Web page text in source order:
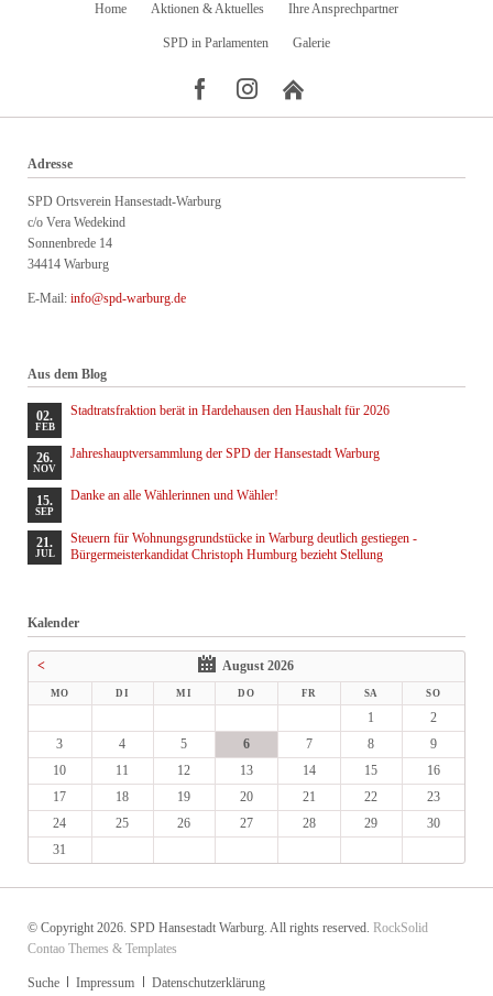
Home Aktionen & Aktuelles Ihre Ansprechpartner
SPD in Parlamenten Galerie
Adresse
SPD Ortsverein Hansestadt-Warburg
c/o Vera Wedekind
Sonnenbrede 14
34414 Warburg
E-Mail: info@spd-warburg.de
Aus dem Blog
02.
FEB
Stadtratsfraktion berät in Hardehausen den Haushalt für 2026
26.
NOV
Jahreshauptversammlung der SPD der Hansestadt Warburg
15.
SEP
Danke an alle Wählerinnen und Wähler!
21.
JUL
Steuern für Wohnungsgrundstücke in Warburg deutlich gestiegen -
Bürgermeisterkandidat Christoph Humburg bezieht Stellung
Kalender
< August 2026
MO DI MI DO FR SA SO
1
2
3
4 5 6 7 8
9
10
11 12 13 14 15
16
17
18 19 20 21 22
23
24
25 26 27 28 29
30
31
© Copyright 2026. SPD Hansestadt Warburg. All rights reserved. RockSolid
Contao Themes & Templates
Navigation
Suche Impressum Datenschutzerklärung